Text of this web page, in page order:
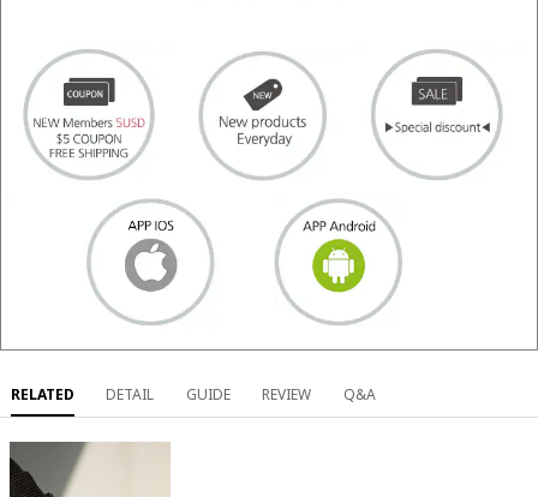
RELATED DETAIL GUIDE REVIEW Q&A